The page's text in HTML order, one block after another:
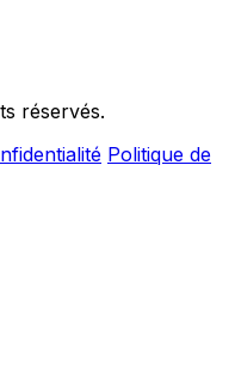
réservés.
Politique de